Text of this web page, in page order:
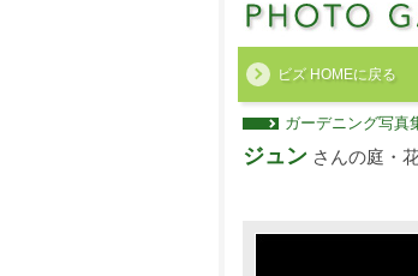
ビズ HOMEに戻る
ガーデニング写真
ジュン さんの庭・